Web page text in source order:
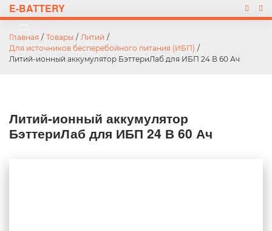
E-BATTERY
Главная / Товары / Литий /
Для источников бесперебойного питания (ИБП) /
Литий-ионный аккумулятор БэттериЛаб для ИБП 24 В 60 Ач
Литий-ионный аккумулятор
БэттериЛаб для ИБП 24 В 60 Ач